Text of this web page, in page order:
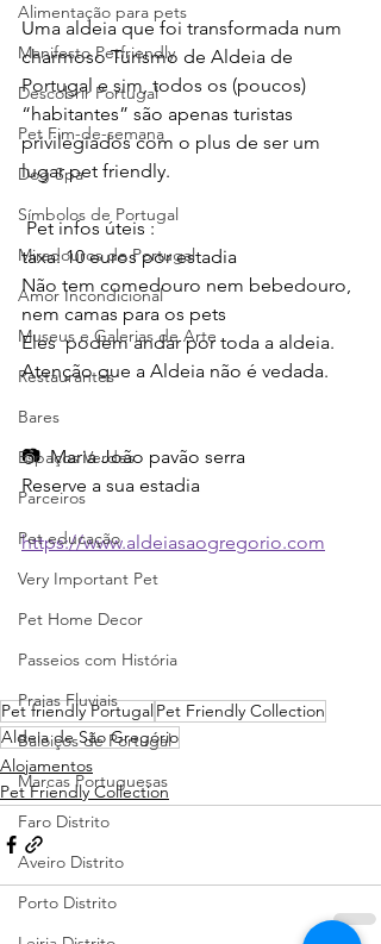
Alimentação para pets
Manifesto Petfriendly
Descobrir Portugal
Pet Fim-de-semana
Dog Spa
Símbolos de Portugal
Miradouros de Portugal
Amor Incondicional
Museus e Galerias de Arte
Restaurantes
Bares
Espaços Verdes
Parceiros
Pet educação
Very Important Pet
Pet Home Decor
Passeios com História
Praias Fluviais
Baloiços de Portugal
Marcas Portuguesas
Faro Distrito
Aveiro Distrito
Porto Distrito
Uma aldeia que foi transformada num
charmoso Turismo de Aldeia de
Portugal e sim, todos os (poucos)
“habitantes” são apenas turistas
privilegiados com o plus de ser um
lugar pet friendly.
Pet infos úteis :
taxa: 10 euros por estadia
Não tem comedouro nem bebedouro,
nem camas para os pets
Eles  podem andar por toda a aldeia.
Atenção que a Aldeia não é vedada.
📷  Maria João pavão serra
Reserve a sua estadia
https://www.aldeiasaogregorio.com
Pet friendly PortugalPet Friendly Collection
Aldeia de São Gregório
Alojamentos
Pet Friendly Collection